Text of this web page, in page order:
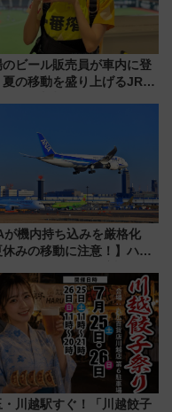
のビール販売員が車内に登
夏の移動を盛り上げるJR九
コラボ
が機内持ち込みを厳格化
休みの移動に注意！】ハン
の回り品」新サイズ制限
おさらい
・川越駅すぐ！「川越餃子